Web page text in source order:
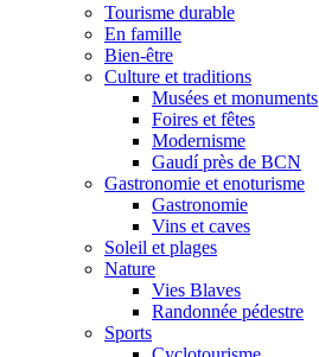
Tourisme durable
En famille
Bien-être
Culture et traditions
Musées et monuments
Foires et fêtes
Modernisme
Gaudí près de BCN
Gastronomie et enoturisme
Gastronomie
Vins et caves
Soleil et plages
Nature
Vies Blaves
Randonnée pédestre
Sports